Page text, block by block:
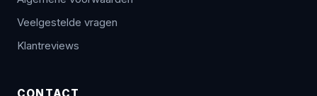
Veelgestelde vragen
Klantreviews